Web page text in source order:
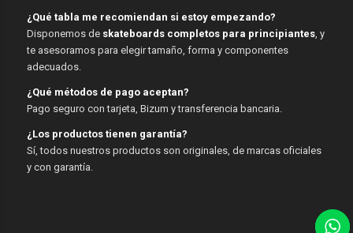
¿Qué tabla me recomiendan si estoy empezando?
Disponemos de skateboards completos para principiantes, y
te asesoramos para elegir tamaño, forma y componentes
adecuados.
¿Qué métodos de pago aceptan?
Pago seguro con tarjeta, Bizum y transferencia bancaria.
¿Los productos tienen garantía?
Sí, todos nuestros productos son originales, de marcas oficiales
y con garantía.